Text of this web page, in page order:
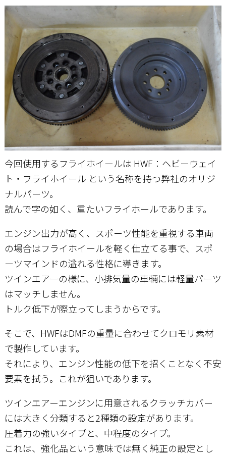
今回使用するフライホイールは HWF：ヘビーウェイ
ト・フライホイール という名称を持つ弊社のオリジ
ナルパーツ。
読んで字の如く、重たいフライホールであります。
エンジン出力が高く、スポーツ性能を重視する車両
の場合はフライホイールを軽く仕立てる事で、スポ
ーツマインドの溢れる性格に導きます。
ツインエアーの様に、小排気量の車輛には軽量パーツ
はマッチしません。
トルク低下が際立ってしまうからです。
そこで、HWFはDMFの重量に合わせてクロモリ素材
で製作しています。
それにより、エンジン性能の低下を招くことなく不安
要素を拭う。これが狙いであります。
ツインエアーエンジンに用意されるクラッチカバー
には大きく分類すると2種類の設定があります。
圧着力の強いタイプと、中程度のタイプ。
これは、強化品という意味では無く純正の設定とし